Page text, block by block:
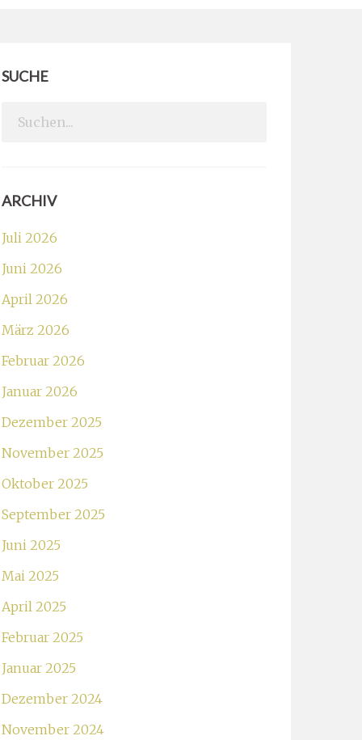
SUCHE
Search
ARCHIV
Juli 2026
Juni 2026
April 2026
März 2026
Februar 2026
Januar 2026
Dezember 2025
November 2025
Oktober 2025
September 2025
Juni 2025
Mai 2025
April 2025
Februar 2025
Januar 2025
Dezember 2024
November 2024